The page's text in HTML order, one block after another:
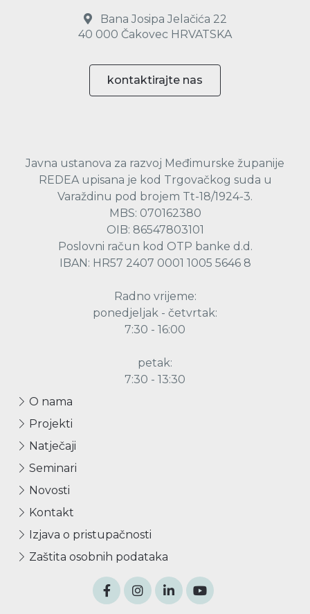
Bana Josipa Jelačića 22
40 000 Čakovec HRVATSKA
kontaktirajte nas
Javna ustanova za razvoj Međimurske županije
REDEA upisana je kod Trgovačkog suda u
Varaždinu pod brojem Tt-18/1924-3.
MBS: 070162380
OIB: 86547803101
Poslovni račun kod OTP banke d.d.
IBAN: HR57 2407 0001 1005 5646 8
Radno vrijeme:
ponedjeljak - četvrtak:
7:30 - 16:00
petak:
7:30 - 13:30
O nama
Projekti
Natječaji
Seminari
Novosti
Kontakt
Izjava o pristupačnosti
Zaštita osobnih podataka